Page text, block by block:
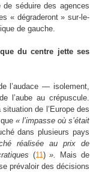
de séduire des agences
« dégraderont » sur-le-
de gauche.
du centre jette ses
l’audace — isolement,
l’aube au crépuscule.
de l’Europe des
« l’impasse où s’était
dans plusieurs pays
réalisée au prix de
(11)».
Mais de
prévaloir des décisions